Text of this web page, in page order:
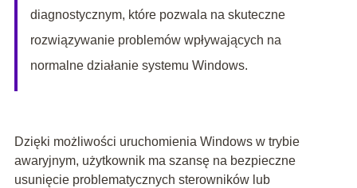
diagnostycznym, które pozwala na skuteczne
rozwiązywanie problemów wpływających na
normalne działanie systemu Windows.
Dzięki możliwości uruchomienia Windows w trybie
awaryjnym, użytkownik ma szansę na bezpieczne
usunięcie problematycznych sterowników lub